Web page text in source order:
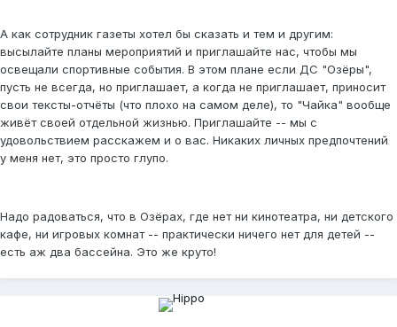
А как сотрудник газеты хотел бы сказать и тем и другим:
высылайте планы мероприятий и приглашайте нас, чтобы мы
освещали спортивные события. В этом плане если ДС "Озёры",
пусть не всегда, но приглашает, а когда не приглашает, приносит
свои тексты-отчёты (что плохо на самом деле), то "Чайка" вообще
живёт своей отдельной жизнью. Приглашайте -- мы с
удовольствием расскажем и о вас. Никаких личных предпочтений
у меня нет, это просто глупо.
Надо радоваться, что в Озёрах, где нет ни кинотеатра, ни детского
кафе, ни игровых комнат -- практически ничего нет для детей --
есть аж два бассейна. Это же круто!